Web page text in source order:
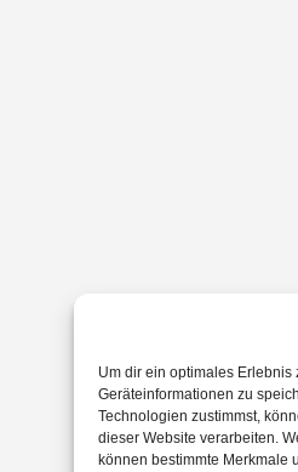
Um dir ein optimales
Geräteinformationen zu
Technologien zustimmst,
dieser Website verarbeiten.
können bestimmte Merkmale